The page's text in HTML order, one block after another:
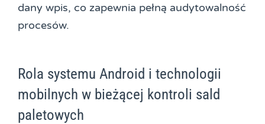
dany wpis, co zapewnia pełną audytowalność
procesów.
Rola systemu Android i technologii
mobilnych w bieżącej kontroli sald
paletowych